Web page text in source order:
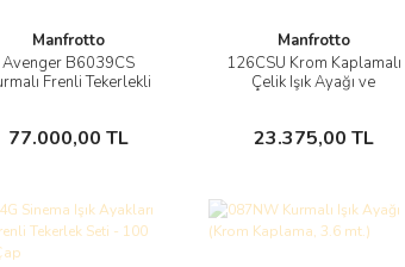
Manfrotto
Avenger B6039CS
Frenli Tekerlekli
77.000,00 TL
Görüntüle
Stokta Yok
Manfrotto
126CSU Krom Kaplamalı
Çelik Işık Ayağı ve
23.375,00 TL
Görüntüle
Stokta Yok